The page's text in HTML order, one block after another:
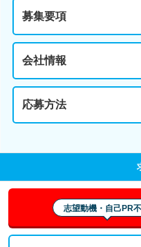
募集要項
会社情報
応募方法
志望動機・自己PR